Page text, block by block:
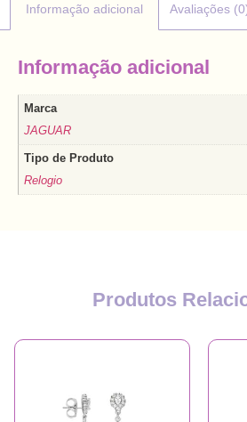
Informação adicional Avaliações
Informação adicional
Marca
JAGUAR
Tipo de Produto
Relogio
Produtos